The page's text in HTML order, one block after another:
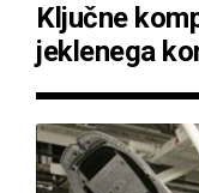
Ključne
jeklenega